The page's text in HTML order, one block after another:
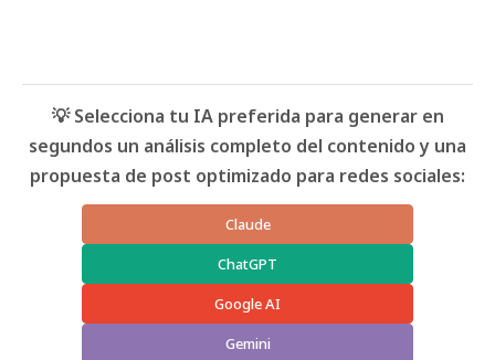
💡 Selecciona tu IA preferida para generar en
segundos un análisis completo del contenido y una
propuesta de post optimizado para redes sociales:
Claude
ChatGPT
Google AI
Gemini